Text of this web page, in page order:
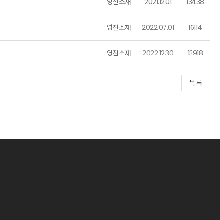
영진소재 2021.12.01 13438
영진소재 2022.07.01 16114
영진소재 2022.12.30 13918
목록